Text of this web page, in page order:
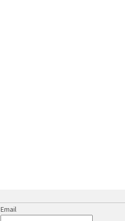
Email